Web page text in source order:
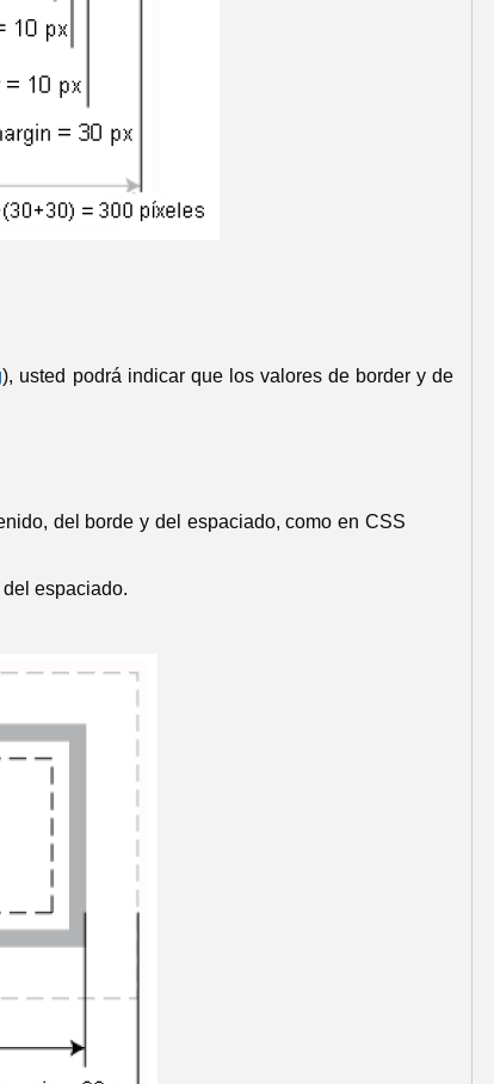
), usted podrá indicar que los valores de border y de
del borde y del espaciado, como en CSS
espaciado.